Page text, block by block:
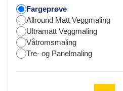
Fargeprøve
Allround Matt Veggmaling
Ultramatt Veggmaling
Våtromsmaling
Tre- og Panelmaling